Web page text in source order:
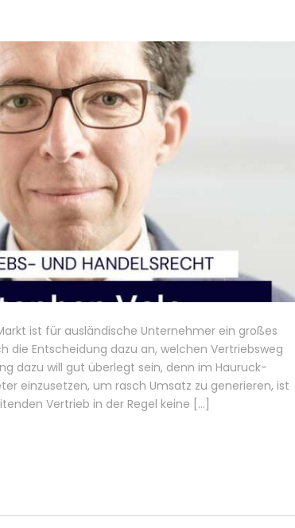
ist für ausländische Unternehmer ein großes
Entscheidung dazu an, welchen Vertriebsweg
dazu will gut überlegt sein, denn im Hauruck-
einzusetzen, um rasch Umsatz zu generieren, ist
Vertrieb in der Regel keine […]